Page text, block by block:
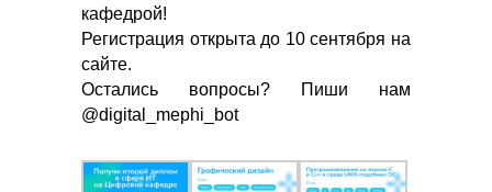
кафедрой!
Регистрация открыта до 10 сентября на
сайте.
Остались вопросы? Пиши нам
@digital_mephi_bot